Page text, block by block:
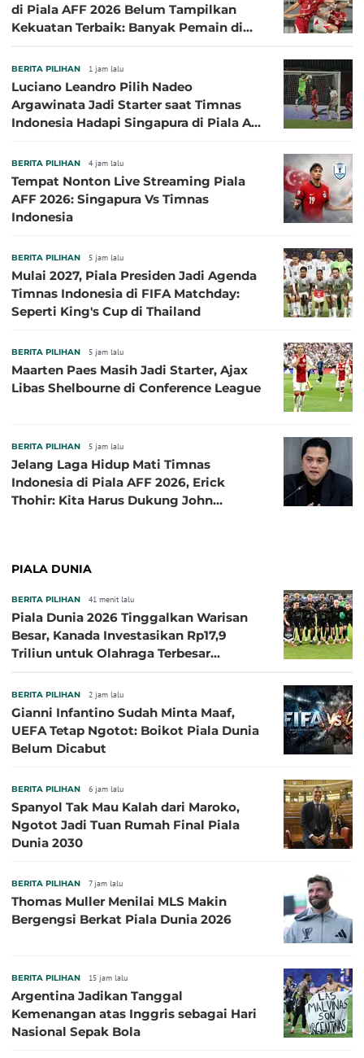
di Piala AFF 2026 Belum Tampilkan
Kekuatan Terbaik: Banyak Pemain di
BERITA PILIHAN 1 jam lalu
Luciano Leandro Pilih Nadeo
Argawinata Jadi Starter saat Timnas
Indonesia Hadapi Singapura di Piala AFF
BERITA PILIHAN 4 jam lalu
Tempat Nonton Live Streaming Piala
AFF 2026: Singapura Vs Timnas
Indonesia
BERITA PILIHAN 5 jam lalu
Mulai 2027, Piala Presiden Jadi Agenda
Timnas Indonesia di FIFA Matchday:
Seperti King's Cup di Thailand
BERITA PILIHAN 5 jam lalu
Maarten Paes Masih Jadi Starter, Ajax
Libas Shelbourne di Conference League
BERITA PILIHAN 5 jam lalu
Jelang Laga Hidup Mati Timnas
Indonesia di Piala AFF 2026, Erick
Thohir: Kita Harus Dukung John
PIALA DUNIA
BERITA PILIHAN 41 menit lalu
Piala Dunia 2026 Tinggalkan Warisan
Besar, Kanada Investasikan Rp17,9
Triliun untuk Olahraga Terbesar
BERITA PILIHAN 2 jam lalu
Gianni Infantino Sudah Minta Maaf,
UEFA Tetap Ngotot: Boikot Piala Dunia
Belum Dicabut
BERITA PILIHAN 6 jam lalu
Spanyol Tak Mau Kalah dari Maroko,
Ngotot Jadi Tuan Rumah Final Piala
Dunia 2030
BERITA PILIHAN 7 jam lalu
Thomas Muller Menilai MLS Makin
Bergengsi Berkat Piala Dunia 2026
BERITA PILIHAN 15 jam lalu
Argentina Jadikan Tanggal
Kemenangan atas Inggris sebagai Hari
Nasional Sepak Bola